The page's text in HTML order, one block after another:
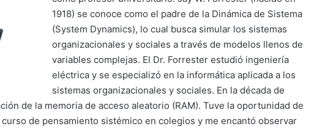
1918) se conoce como el padre de la Dinámica de Sistema
(System Dynamics), lo cual busca simular los sistemas
organizacionales y sociales a través de modelos llenos de
variables complejas. El Dr. Forrester estudió ingeniería
eléctrica y se especializó en la informática aplicada a los
sistemas organizacionales y sociales. En la década de
de la memoria de acceso aleatorio (RAM). Tuve la oportunidad de
de pensamiento sistémico en colegios y me encantó observar